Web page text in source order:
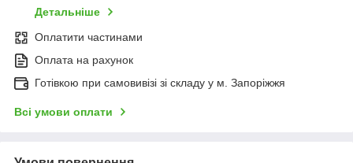
Детальніше
Оплатити частинами
Оплата на рахунок
Готівкою при самовивізі зі складу у м. Запоріжжя
Всі умови оплати